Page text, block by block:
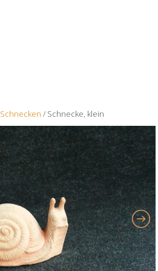
Schnecken / Schnecke, klein